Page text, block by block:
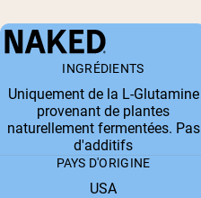
INGRÉDIENTS
Uniquement de la L-Glutamine
provenant de plantes
naturellement fermentées. Pas
d'additifs
PAYS D'ORIGINE
USA